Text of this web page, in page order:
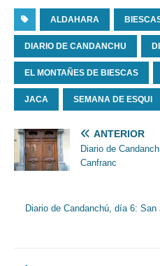
ALDAHARA
DIARIO DE CANDANCHU
EL MONTAÑES DE BIESCAS
JACA SEMANA DE ESQUI
ANTERIOR
Diario de
Canfranc
Diario de Candanchú, día 6: